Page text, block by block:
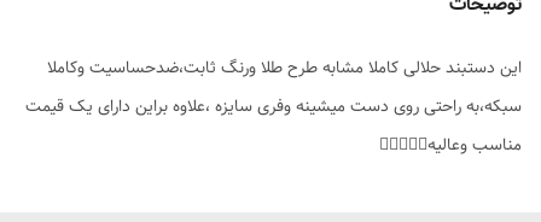
موارد استفاده برای مناسب هدیه دادن،استایل
این دستبند حلالی کاملا مشابه طرح طلا ورنگ ثابت،ضدحساسیت وکاملا
سبکه،به راحتی روی دست میشینه وفری سایزه ،علاوه براین دارای یک قیمت
مناسب وعالیه👌🏻🤍✨️💫